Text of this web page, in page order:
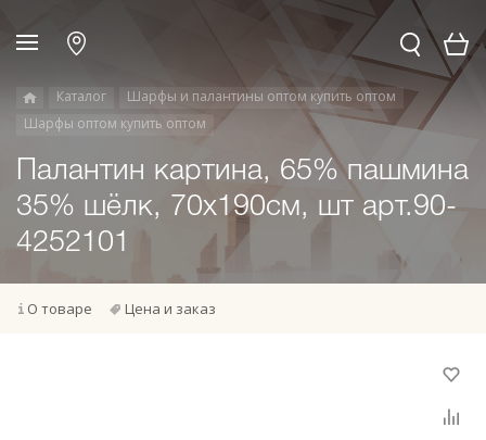
Каталог
Шарфы и палантины оптом купить оптом
Шарфы оптом купить оптом
Палантин картина, 65% пашмина
35% шёлк, 70x190см, шт арт.90-
4252101
О товаре Цена и заказ